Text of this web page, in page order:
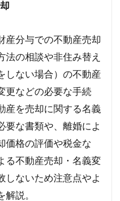
産分与での不動産売却
法の相談や非住み替え
しない場合）の不動産
更などの必要な手続
産を売却に関する名義
要な書類や、離婚によ
価格の評価や税金な
る不動産売却・名義変
しないため注意点やよ
解説。